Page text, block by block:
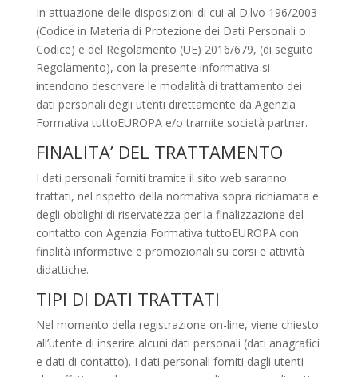
In attuazione delle disposizioni di cui al D.lvo 196/2003
(Codice in Materia di Protezione dei Dati Personali o
Codice) e del Regolamento (UE) 2016/679, (di seguito
Regolamento), con la presente informativa si
intendono descrivere le modalità di trattamento dei
dati personali degli utenti direttamente da Agenzia
Formativa tuttoEUROPA e/o tramite società partner.
FINALITA’ DEL TRATTAMENTO
I dati personali forniti tramite il sito web saranno
trattati, nel rispetto della normativa sopra richiamata e
degli obblighi di riservatezza per la finalizzazione del
contatto con Agenzia Formativa tuttoEUROPA con
finalità informative e promozionali su corsi e attività
didattiche.
TIPI DI DATI TRATTATI
Nel momento della registrazione on-line, viene chiesto
all’utente di inserire alcuni dati personali (dati anagrafici
e dati di contatto). I dati personali forniti dagli utenti